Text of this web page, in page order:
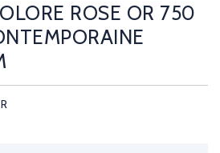
ROSE OR 750